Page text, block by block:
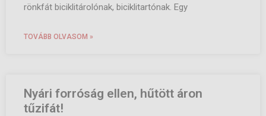
rönkfát biciklitárolónak, biciklitartónak. Egy
TOVÁBB OLVASOM »
Nyári forróság ellen, hűtött áron
tűzifát!